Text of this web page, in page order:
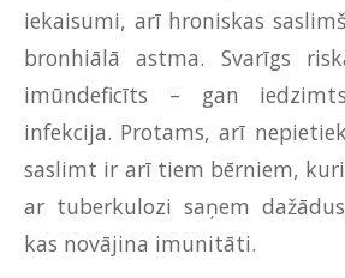
iekaisumi, arī hroniskas
bronhiālā astma. Svarīgs
imūndeficīts – gan
infekcija. Protams, arī
saslimt ir arī tiem bērniem,
ar tuberkulozi saņem
kas novājina imunitāti.